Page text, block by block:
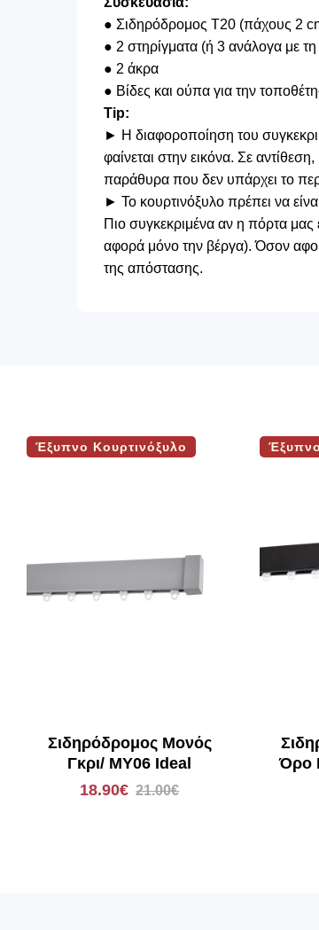
● Σιδηρόδρομος Τ20 (πάχους 2
● 2 στηρίγματα (ή 3 ανάλογα με
● 2 άκρα
● Βίδες και ούπα για την
Tip:
► Η διαφοροποίηση του
φαίνεται στην εικόνα. Σε
παράθυρα που δεν υπάρχει το
► Το κουρτινόξυλο πρέπει να
Πιο συγκεκριμένα αν η πόρτα
αφορά μόνο την βέργα). Όσον
της απόστασης.
Έξυπνο Κουρτινόξυλο
Σιδηρόδρομος Μονός
Γκρι/ MY06 Ideal
18.90€ 21.00€
Όρο